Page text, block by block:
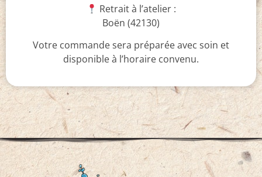
Retrait à l’atelier :
Boën (42130)
Votre commande sera préparée avec soin et
disponible à l’horaire convenu.